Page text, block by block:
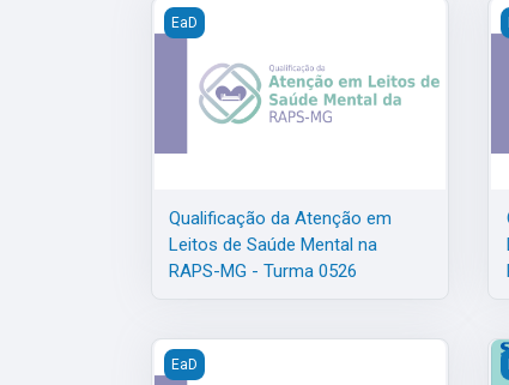
Qualificação da Atenção em Leitos de
EaD
Qualificação da Atenção em
Leitos de Saúde Mental na
RAPS-MG - Turma 0526
Qualificação da Atenção em Leitos de
EaD